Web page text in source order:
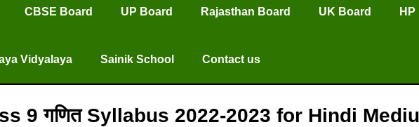
CBSE Board UP Board Rajasthan Board UK Board HP
Vidyalaya Sainik School Contact us
9 गणित Syllabus 2022-2023 for Hindi